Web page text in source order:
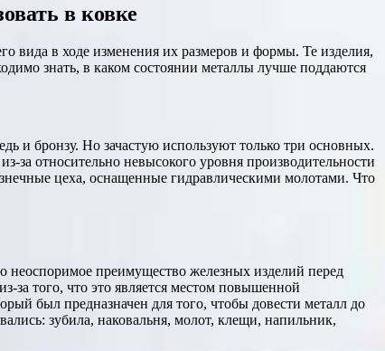
в ковке
вида в ходе изменения их размеров и формы. Те изделия,
знать, в каком состоянии металлы лучше поддаются
и бронзу. Но зачастую используют только три основных.
за относительно невысокого уровня производительности
цеха, оснащенные гидравлическими молотами. Что
неоспоримое преимущество железных изделий перед
за того, что это является местом повышенной
был предназначен для того, чтобы довести металл до
зубила, наковальня, молот, клещи, напильник,